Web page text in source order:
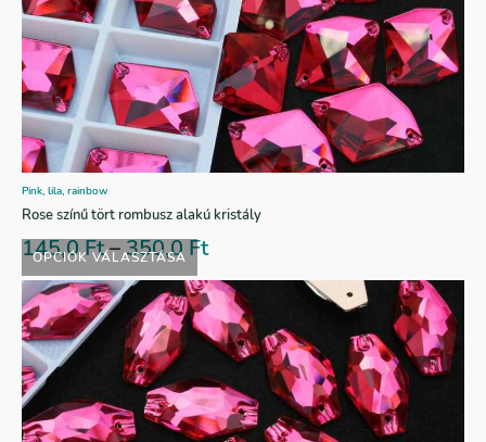
OPCIÓK VÁLASZTÁSA
Pink, lila, rainbow
Rose színű tört rombusz alakú kristály
145,0Ft–350,0Ft